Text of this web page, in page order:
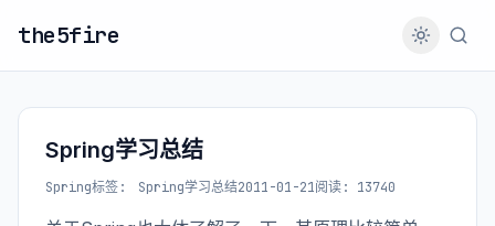
the5fire
Spring学习总结
Spring标签: Spring学习总结2011-01-21阅读: 13740